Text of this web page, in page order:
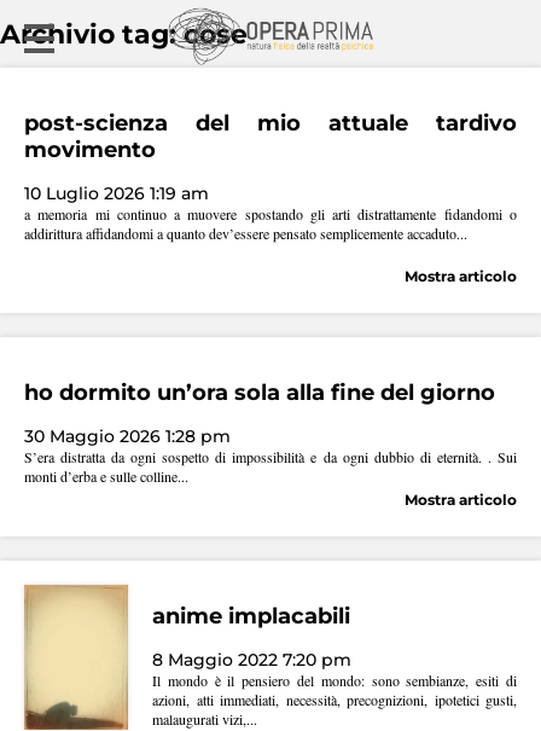
Archivio tag: cose
post-scienza del mio attuale tardivo
movimento
10 Luglio 2026 1:19 am
a memoria mi continuo a muovere spostando gli arti distrattamente fidandomi o
addirittura affidandomi a quanto dev’essere pensato semplicemente accaduto...
Mostra articolo
ho dormito un’ora sola alla fine del giorno
30 Maggio 2026 1:28 pm
S’era distratta da ogni sospetto di impossibilità e da ogni dubbio di eternità. . Sui
monti d’erba e sulle colline...
Mostra articolo
anime implacabili
8 Maggio 2022 7:20 pm
Il mondo è il pensiero del mondo: sono sembianze, esiti di
azioni, atti immediati, necessità, precognizioni, ipotetici gusti,
malaugurati vizi,...